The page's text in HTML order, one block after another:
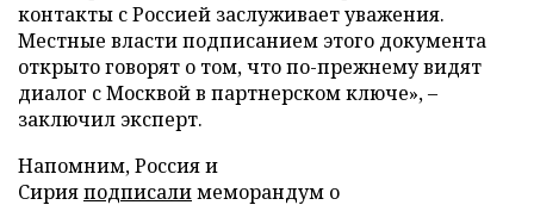
контакты с Россией заслуживает уважения.
Местные власти подписанием этого документа
открыто говорят о том, что по-прежнему видят
диалог с Москвой в партнерском ключе», –
заключил эксперт.
Напомним, Россия и
Сирияподписалимеморандум о